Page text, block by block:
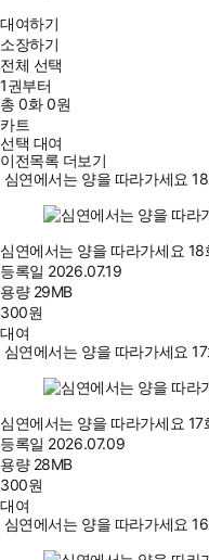
대여하기
소장하기
전체 선택
1권부터
총0화0원
카트
선택 대여
이전목록 더보기
심연에서는 양을 따라가세요
심연에서는 양을 따라가세요 18
등록일 2026.07.19
용량 29MB
300원
대여
심연에서는 양을 따라가세요
심연에서는 양을 따라가세요 17
등록일 2026.07.09
용량 28MB
300원
대여
심연에서는 양을 따라가세요